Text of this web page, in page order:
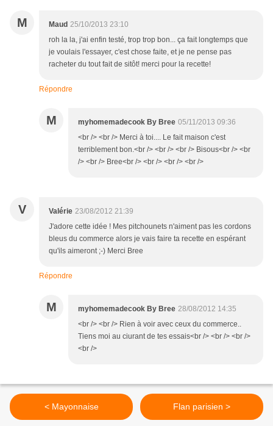
M Maud 25/10/2013 23:10
roh la la, j'ai enfin testé, trop trop bon... ça fait longtemps que
je voulais l'essayer, c'est chose faite, et je ne pense pas
racheter du tout fait de sitôt! merci pour la recette!
Répondre
M myhomemadecook By Bree 05/11/2013 09:36
<br /> <br /> Merci à toi.... Le fait maison c'est
terriblement bon.<br /> <br /> <br /> Bisous<br /> <br
/> <br /> Bree<br /> <br /> <br /> <br />
V Valérie 23/08/2012 21:39
J'adore cette idée ! Mes pitchounets n'aiment pas les cordons
bleus du commerce alors je vais faire ta recette en espérant
qu'ils aimeront ;-) Merci Bree
Répondre
M myhomemadecook By Bree 28/08/2012 14:35
<br /> <br /> Rien à voir avec ceux du commerce..
Tiens moi au ciurant de tes essais<br /> <br /> <br />
<br />
< Mayonnaise Flan parisien >